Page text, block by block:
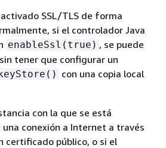
SSL/TLS de forma
si el controlador Java
enableSsl(true) , se puede
tener que configurar un
con una copia local
con la que se está
conexión a Internet a través
certificado público, o si el